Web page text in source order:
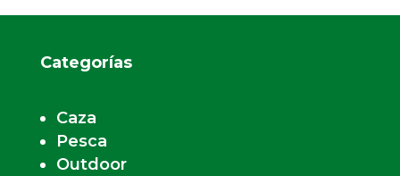
Categorías
Caza
Pesca
Outdoor